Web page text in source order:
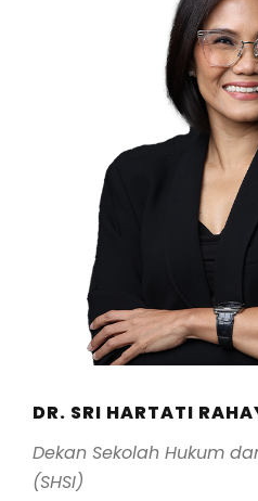
DR. SRI HARTATI
Dekan Sekolah Hukum
(SHSI)